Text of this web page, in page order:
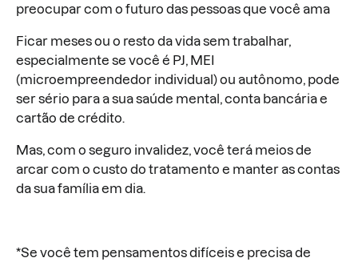
preocupar com o futuro das pessoas que você ama
Ficar meses ou o resto da vida sem trabalhar,
especialmente se você é PJ, MEI
(microempreendedor individual) ou autônomo, pode
ser sério para a sua saúde mental, conta bancária e
cartão de crédito.
Mas, com o seguro invalidez, você terá meios de
arcar com o custo do tratamento e manter as contas
da sua família em dia.
*Se você tem pensamentos difíceis e precisa de